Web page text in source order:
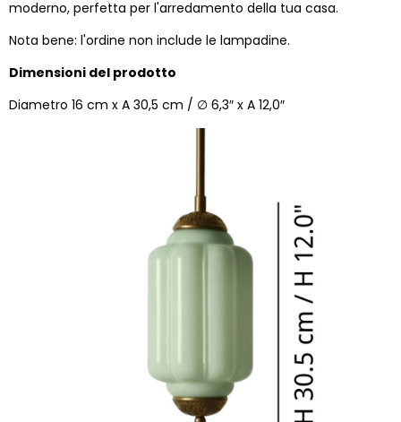
moderno, perfetta per l'arredamento della tua casa.
Nota bene: l'ordine non include le lampadine.
Dimensioni del prodotto
Diametro 16 cm x A 30,5 cm / ∅ 6,3″ x A 12,0″